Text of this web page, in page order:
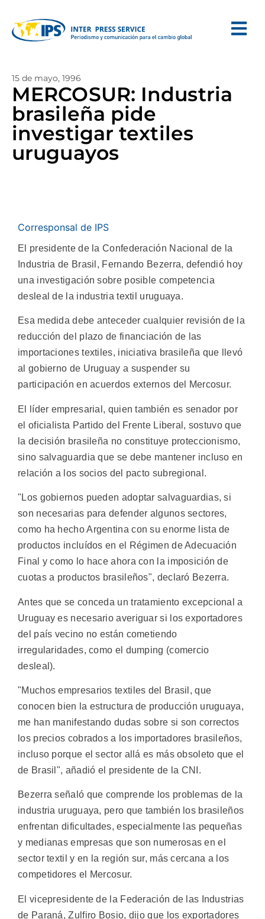
15 de mayo, 1996
MERCOSUR: Industria
brasileña pide
investigar textiles
uruguayos
Corresponsal de IPS
El presidente de la Confederación Nacional de la
Industria de Brasil, Fernando Bezerra, defendió hoy
una investigación sobre posible competencia
desleal de la industria textil uruguaya.
Esa medida debe anteceder cualquier revisión de la
reducción del plazo de financiación de las
importaciones textiles, iniciativa brasileña que llevó
al gobierno de Uruguay a suspender su
participación en acuerdos externos del Mercosur.
El líder empresarial, quien también es senador por
el oficialista Partido del Frente Liberal, sostuvo que
la decisión brasileña no constituye proteccionismo,
sino salvaguardia que se debe mantener incluso en
relación a los socios del pacto subregional.
"Los gobiernos pueden adoptar salvaguardias, si
son necesarias para defender algunos sectores,
como ha hecho Argentina con su enorme lista de
productos incluídos en el Régimen de Adecuación
Final y como lo hace ahora con la imposición de
cuotas a productos brasileños", declaró Bezerra.
Antes que se conceda un tratamiento excepcional a
Uruguay es necesario averiguar si los exportadores
del país vecino no están cometiendo
irregularidades, como el dumping (comercio
desleal).
"Muchos empresarios textiles del Brasil, que
conocen bien la estructura de producción uruguaya,
me han manifestando dudas sobre si son correctos
los precios cobrados a los importadores brasileños,
incluso porque el sector allá es más obsoleto que el
de Brasil", añadió el presidente de la CNI.
Bezerra señaló que comprende los problemas de la
industria uruguaya, pero que también los brasileños
enfrentan dificultades, especialmente las pequeñas
y medianas empresas que son numerosas en el
sector textil y en la región sur, más cercana a los
competidores el Mercosur.
El vicepresidente de la Federación de las Industrias
de Paraná, Zulfiro Bosio, dijo que los exportadores